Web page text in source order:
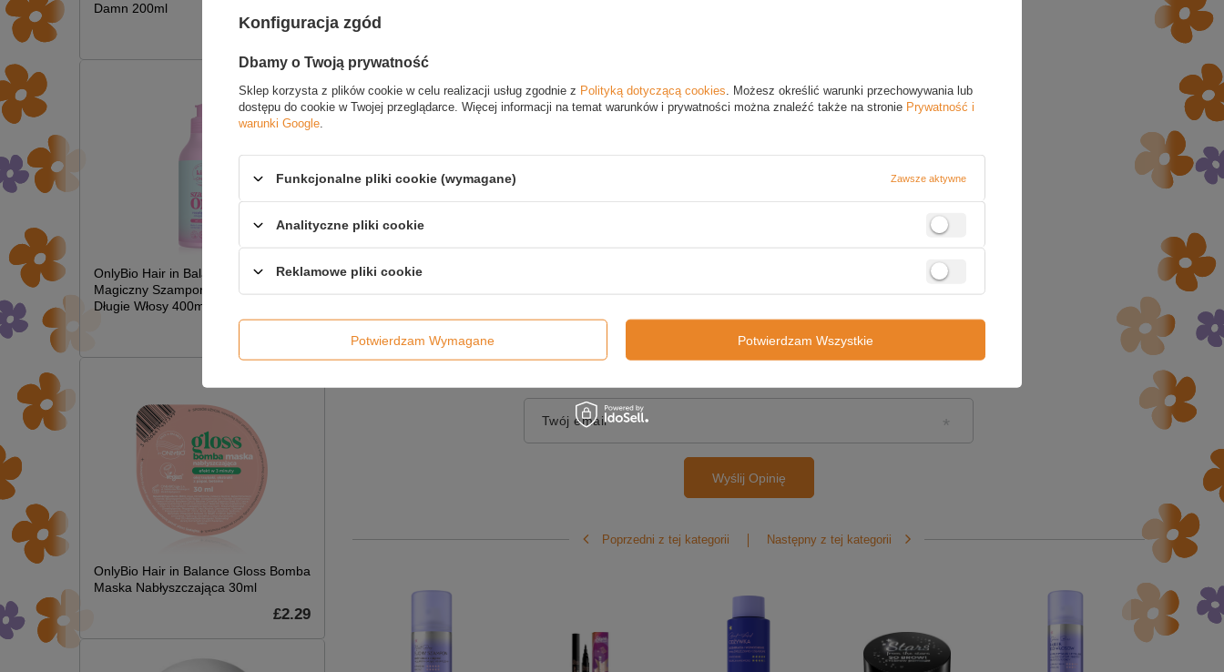
Damn 200ml
£7.09
OnlyBio Hair in Balance Kids
Magiczny Szampon Rozplątujący
Długie Włosy 400ml
OnlyBio Hair in Balance Gloss Bomba
Maska Nabłyszczająca 30ml
£2.29
NAPISZ SWOJĄ OPINIĘ
Twoja ocena:
5/5
Twoje imię
Twój email
Wyślij Opinię
Poprzedni z tej kategorii Następny z tej kategorii
Konfiguracja zgód
Dbamy o Twoją prywatność
Sklep korzysta z plików cookie w celu realizacji usług zgodnie z Polityką dotyczącą cookies . Możesz określić warunki przechowywania lub
dostępu do cookie w Twojej przeglądarce. Więcej informacji na temat warunków i prywatności można znaleźć także na stronie Prywatność i
warunki Google
Funkcjonalne pliki cookie (wymagane) Zawsze aktywne
Analityczne pliki cookie
Reklamowe pliki cookie
Potwierdzam Wymagane Potwierdzam Wszystkie